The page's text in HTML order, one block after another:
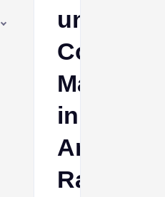
und
Comet-
in
Arc
Raiders